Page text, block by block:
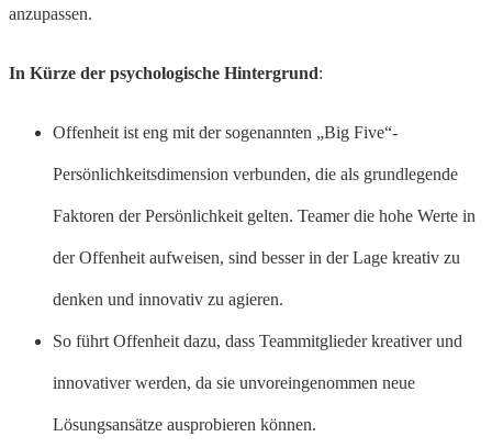
anzupassen.
In Kürze der psychologische Hintergrund:
Offenheit ist eng mit der sogenannten „Big Five“-
Persönlichkeitsdimension verbunden, die als grundlegende
Faktoren der Persönlichkeit gelten. Teamer die hohe Werte in
der Offenheit aufweisen, sind besser in der Lage kreativ zu
denken und innovativ zu agieren.
So führt Offenheit dazu, dass Teammitglieder kreativer und
innovativer werden, da sie unvoreingenommen neue
Lösungsansätze ausprobieren können.